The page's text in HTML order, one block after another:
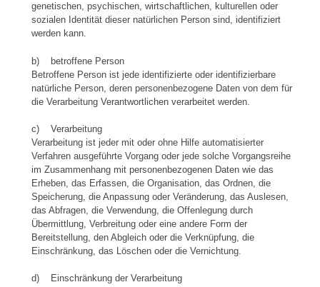
genetischen, psychischen, wirtschaftlichen, kulturellen oder
sozialen Identität dieser natürlichen Person sind, identifiziert
werden kann.
b) betroffene Person
Betroffene Person ist jede identifizierte oder identifizierbare
natürliche Person, deren personenbezogene Daten von dem für
die Verarbeitung Verantwortlichen verarbeitet werden.
c) Verarbeitung
Verarbeitung ist jeder mit oder ohne Hilfe automatisierter
Verfahren ausgeführte Vorgang oder jede solche Vorgangsreihe
im Zusammenhang mit personenbezogenen Daten wie das
Erheben, das Erfassen, die Organisation, das Ordnen, die
Speicherung, die Anpassung oder Veränderung, das Auslesen,
das Abfragen, die Verwendung, die Offenlegung durch
Übermittlung, Verbreitung oder eine andere Form der
Bereitstellung, den Abgleich oder die Verknüpfung, die
Einschränkung, das Löschen oder die Vernichtung.
d) Einschränkung der Verarbeitung